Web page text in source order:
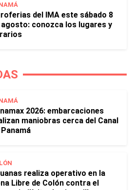
del IMA este sábado 8
agosto: conozca los lugares y
2026: embarcaciones
maniobras cerca del Canal
realiza operativo en la
Libre de Colón contra el